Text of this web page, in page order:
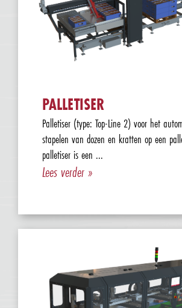
PALLETISER
Palletiser (type: Top-Line 2) voor het
stapelen van dozen en kratten op een
palletiser is een ...
Lees verder »